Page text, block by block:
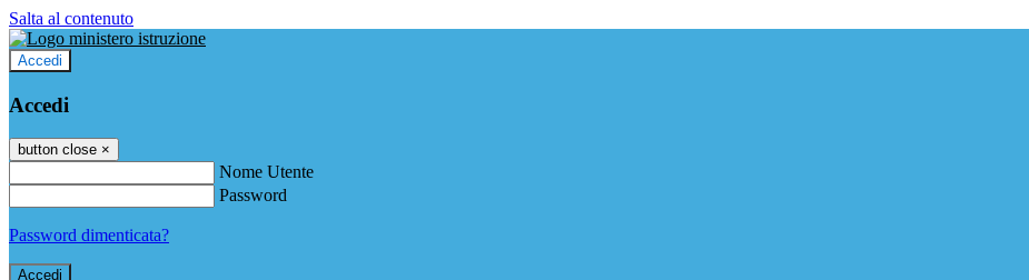
Salta al contenuto
Accedi
Accedi
button close ×
Nome Utente
Password
Password dimenticata?